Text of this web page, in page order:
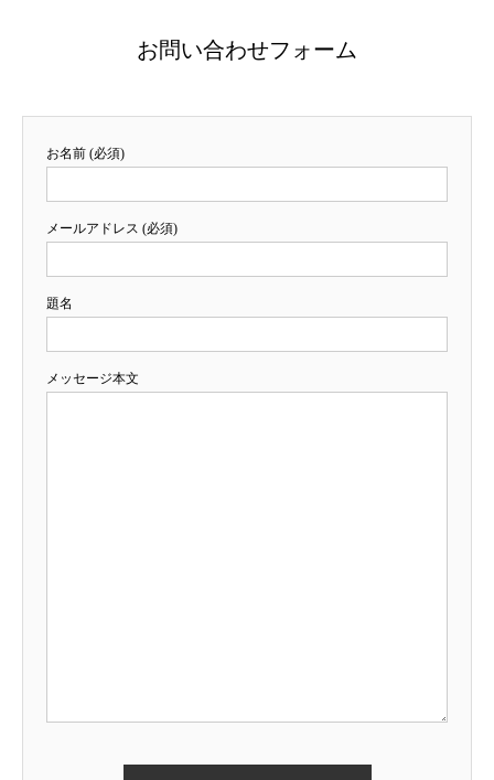
お問い合わせフォーム
お名前 (必須)
メールアドレス (必須)
題名
メッセージ本文